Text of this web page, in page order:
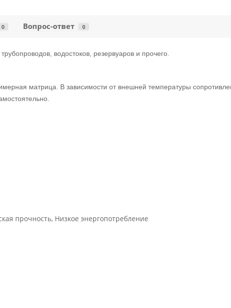
0 Вопрос-ответ 0
водостоков, резервуаров и прочего.
матрица. В зависимости от внешней температуры
прочность, Низкое энергопотребление